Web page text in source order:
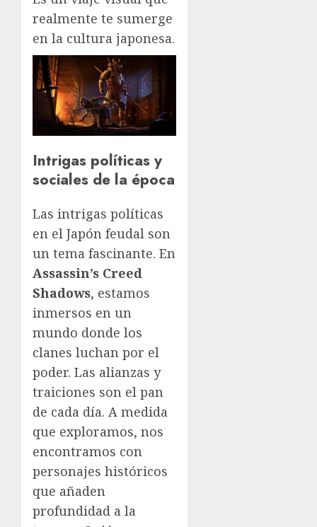
realmente te sumerge
en la cultura japonesa.
Intrigas políticas y
sociales de la época
Las intrigas políticas
en el Japón feudal son
un tema fascinante. En
Assassin’s Creed
Shadows, estamos
inmersos en un
mundo donde los
clanes luchan por el
poder. Las alianzas y
traiciones son el pan
de cada día. A medida
que exploramos, nos
encontramos con
personajes históricos
que añaden
profundidad a la